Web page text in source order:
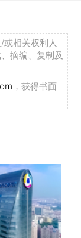
相关权利人
摘编、复制及
，获得书面